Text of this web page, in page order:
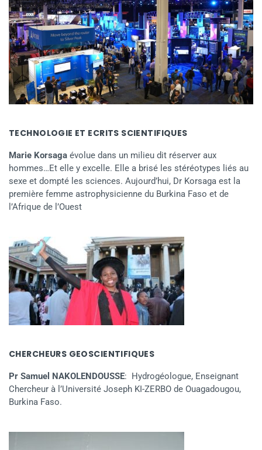
TECHNOLOGIE ET ECRITS SCIENTIFIQUES
Marie Korsaga évolue dans un milieu dit réserver aux
hommes…Et elle y excelle. Elle a brisé les stéréotypes liés au
sexe et dompté les sciences. Aujourd’hui, Dr Korsaga est la
première femme astrophysicienne du Burkina Faso et de
l’Afrique de l’Ouest
CHERCHEURS GEOSCIENTIFIQUES
Pr Samuel NAKOLENDOUSSE: Hydrogéologue, Enseignant
Chercheur à l’Université Joseph KI-ZERBO de Ouagadougou,
Burkina Faso.